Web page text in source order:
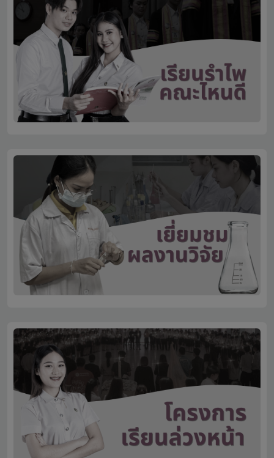
Click here